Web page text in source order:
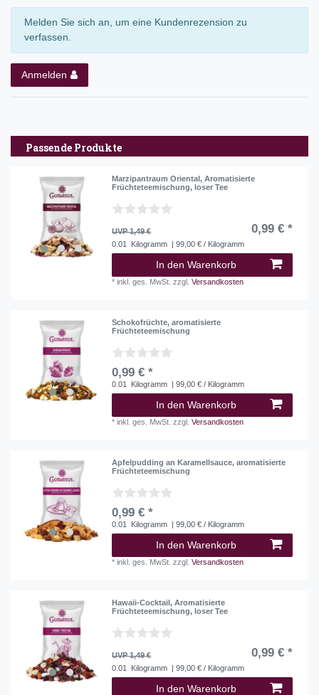
Melden Sie sich an, um eine Kundenrezension zu
verfassen.
Anmelden
Passende Produkte
Marzipantraum Oriental, Aromatisierte
Früchteteemischung, loser Tee
UVP 1,49 € 0,99 € *
0.01 Kilogramm | 99,00 € / Kilogramm
In den Warenkorb
*inkl. ges. MwSt. zzgl.Versandkosten
Schokofrüchte, aromatisierte
Früchteteemischung
0,99 € *
0.01 Kilogramm | 99,00 € / Kilogramm
In den Warenkorb
*inkl. ges. MwSt. zzgl.Versandkosten
Apfelpudding an Karamellsauce, aromatisierte
Früchteteemischung
0,99 € *
0.01 Kilogramm | 99,00 € / Kilogramm
In den Warenkorb
*inkl. ges. MwSt. zzgl.Versandkosten
Hawaii-Cocktail, Aromatisierte
Früchteteemischung, loser Tee
UVP 1,49 € 0,99 € *
0.01 Kilogramm | 99,00 € / Kilogramm
In den Warenkorb